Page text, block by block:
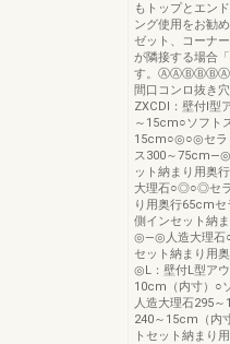
もトップとエン
ング使用をお勧
ゼット、コーナ
が隣接する場合
す。
間口コンロ抜き
ZXCDⅠ：壁付Ⅰ
～15cm○ソフト
15cm○◎○◎セラ
ス300～
ット納まり用奥
大理石○◎○◎セ
り用奥行65cm
側インセット納
◎—◎人造大理石
セット納まり用
◎L：壁付L型ア
10cm（内寸）○
人造大理石295
240～15cm（
トセット納まり